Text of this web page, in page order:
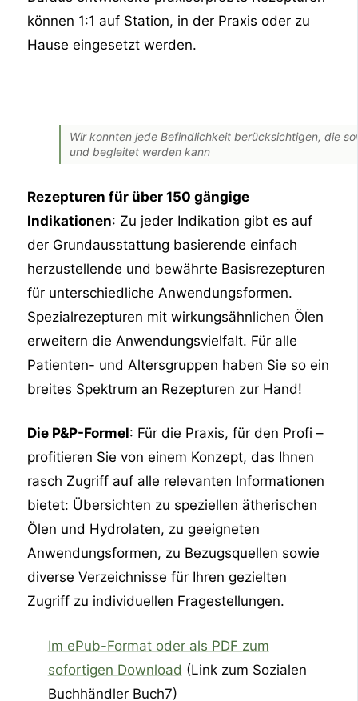
können 1:1 auf Station, in der Praxis oder zu
Hause eingesetzt werden.
Wir konnten jede Befindlichkeit berücksichtigen, die
und begleitet werden kann
Rezepturen für über 150 gängige
Indikationen: Zu jeder Indikation gibt es auf
der Grundausstattung basierende einfach
herzustellende und bewährte Basisrezepturen
für unterschiedliche Anwendungsformen.
Spezialrezepturen mit wirkungsähnlichen Ölen
erweitern die Anwendungsvielfalt. Für alle
Patienten- und Altersgruppen haben Sie so ein
breites Spektrum an Rezepturen zur Hand!
Die P&P-Formel: Für die Praxis, für den Profi –
profitieren Sie von einem Konzept, das Ihnen
rasch Zugriff auf alle relevanten Informationen
bietet: Übersichten zu speziellen ätherischen
Ölen und Hydrolaten, zu geeigneten
Anwendungsformen, zu Bezugsquellen sowie
diverse Verzeichnisse für Ihren gezielten
Zugriff zu individuellen Fragestellungen.
Im ePub-Format oder als PDF zum
sofortigen Download (Link zum Sozialen
Buchhändler Buch7)